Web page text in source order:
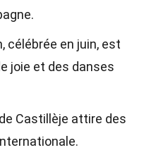
célébrée en juin, est
joie et des danses
Castillèje attire des